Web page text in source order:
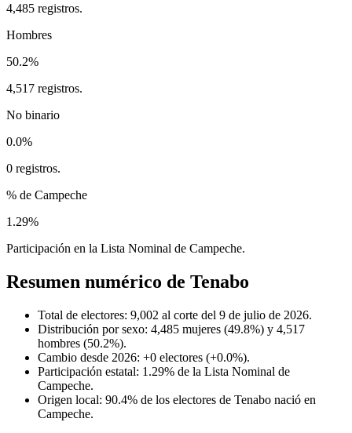
4,485 registros.
Hombres
50.2%
4,517 registros.
No binario
0.0%
0 registros.
% de Campeche
1.29%
Participación en la Lista Nominal de Campeche.
Resumen numérico de Tenabo
Total de electores: 9,002 al corte del 9 de julio de 2026.
Distribución por sexo: 4,485 mujeres (49.8%) y 4,517
hombres (50.2%).
Cambio desde 2026: +0 electores (+0.0%).
Participación estatal: 1.29% de la Lista Nominal de
Campeche.
Origen local: 90.4% de los electores de Tenabo nació en
Campeche.